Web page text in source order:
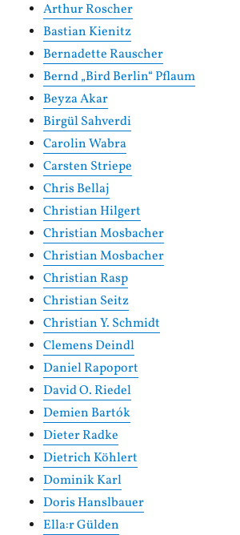
Arthur Roscher
Bastian Kienitz
Bernadette Rauscher
Bernd „Bird Berlin“ Pflaum
Beyza Akar
Birgül Sahverdi
Carolin Wabra
Carsten Striepe
Chris Bellaj
Christian Hilgert
Christian Mosbacher
Christian Mosbacher
Christian Rasp
Christian Seitz
Christian Y. Schmidt
Clemens Deindl
Daniel Rapoport
David O. Riedel
Demien Bartók
Dieter Radke
Dietrich Köhlert
Dominik Karl
Doris Hanslbauer
Ella:r Gülden